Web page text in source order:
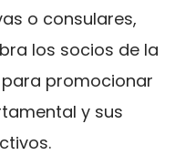
o consulares,
los socios de la
promocionar
y sus